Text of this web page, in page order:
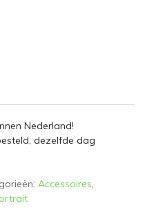
Nederland!
dezelfde dag
Accessoires,